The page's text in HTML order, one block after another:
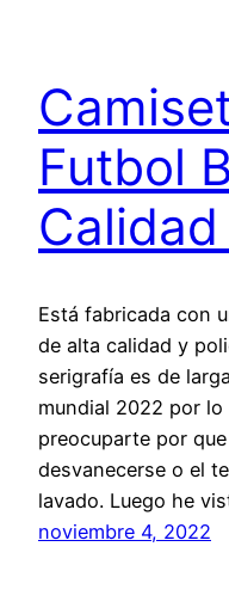
Futbol
Está fabricada con
de alta calidad y
serigrafía es de
mundial 2022 por
preocuparte por
desvanecerse o el
lavado. Luego he
noviembre 4, 2022